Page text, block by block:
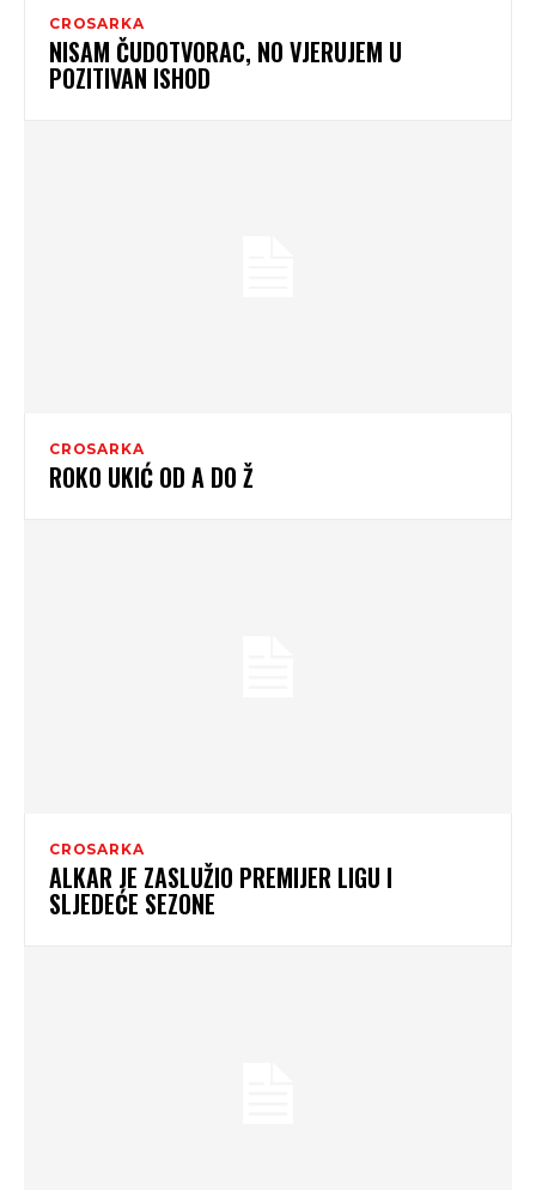
CROSARKA
NISAM ČUDOTVORAC, NO VJERUJEM U
POZITIVAN ISHOD
CROSARKA
ROKO UKIĆ OD A DO Ž
CROSARKA
ALKAR JE ZASLUŽIO PREMIJER LIGU I
SLJEDEĆE SEZONE